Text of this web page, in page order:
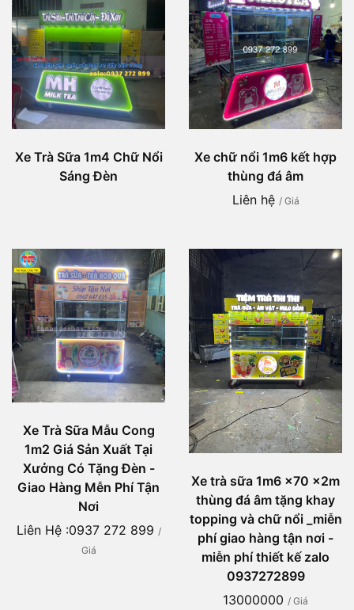
Xe Trà Sữa 1m4 Chữ Nổi
Sáng Đèn
Xe chữ nổi 1m6 kết hợp
thùng đá âm
Liên hệ / Giá
Xe Trà Sữa Mẫu Cong
1m2 Giá Sản Xuất Tại
Xưởng Có Tặng Đèn -
Giao Hàng Mễn Phí Tận
Nơi
Liên Hệ :0937 272 899 /
Giá
Xe trà sữa 1m6 x70 x2m
thùng đá âm tặng khay
topping và chữ nổi _miễn
phí giao hàng tận nơi -
miễn phí thiết kế zalo
0937272899
13000000 / Giá